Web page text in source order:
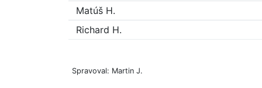
Matúš H.
Richard H.
Spravoval: Martin J.